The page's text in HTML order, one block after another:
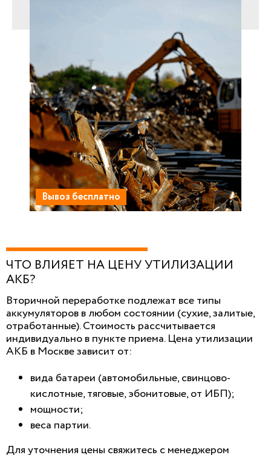
Вывоз бесплатно
ЧТО ВЛИЯЕТ НА ЦЕНУ УТИЛИЗАЦИИ
АКБ?
Вторичной переработке подлежат все типы
аккумуляторов в любом состоянии (сухие, залитые,
отработанные). Стоимость рассчитывается
индивидуально в пункте приема. Цена утилизации
АКБ в Москве зависит от:
вида батареи (автомобильные, свинцово-
кислотные, тяговые, эбонитовые, от ИБП);
мощности;
веса партии.
Для уточнения цены свяжитесь с менеджером